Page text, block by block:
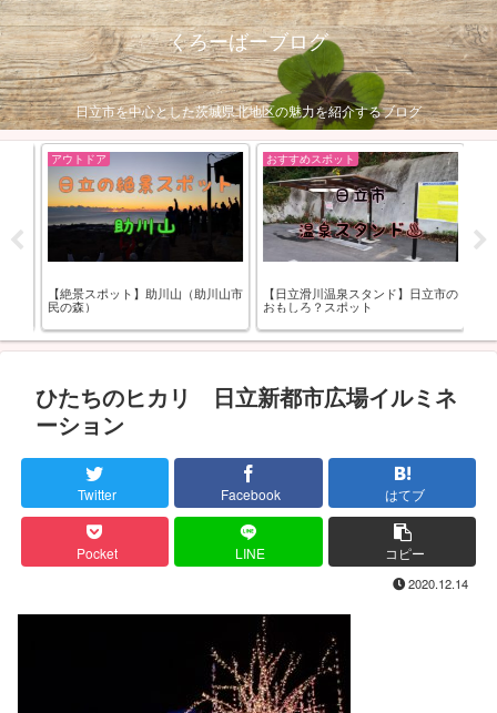
くろーばーブログ
日立市を中心とした茨城県北地区の魅力を紹介するブログ
アウトドア
【絶景スポット】助川山（助川山市
民の森）
おすすめスポット
【日立滑川温泉スタンド】日立市の
おもしろ？スポット
ひたちのヒカリ 日立新都市広場イルミネ
ーション
Twitter Facebook はてブ
Pocket LINE コピー
2020.12.14